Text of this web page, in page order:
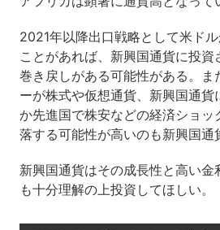
2021年以降出口戦略として米ド
ことがあれば、新興国通貨に投
巻き戻しがある可能性がある。ま
ーが株式や仮想通貨、新興国通
か先進国で株安などの経済ショッ
落する可能性が高いのも新興国通
新興国通貨はその成長性と高い金
も十分理解の上投資してほしい。